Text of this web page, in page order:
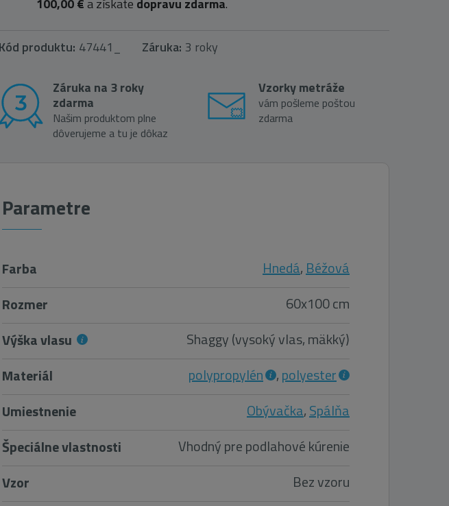
100,00 €a získate dopravu zdarma.
Kód produktu: 47441_ Záruka: 3 roky
Záruka na 3 roky
zdarma
Našim produktom plne
dôverujeme a tu je dôkaz
Vzorky metráže
vám pošleme poštou
zdarma
Parametre
Farba Hnedá,Béžová
Rozmer
60x100 cm
Výška vlasu
Shaggy (vysoký vlas, mäkký)
Materiál
polypropylén ,polyester
Umiestnenie
Obývačka,Spálňa
Špeciálne vlastnosti
Vhodný pre podlahové kúrenie
Vzor
Bez vzoru